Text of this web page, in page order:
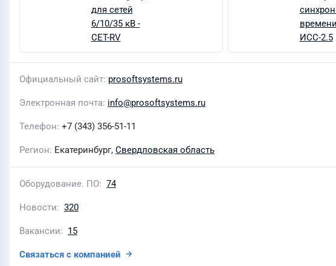
Официальный сайт prosoftsystems.ru
Электронная почта info@prosoftsystems.ru
Телефон +7 (343) 356-51-11
Регион Екатеринбург, Свердловская область
Оборудование. ПО 74
Новости 320
Вакансии 15
Связаться с компанией